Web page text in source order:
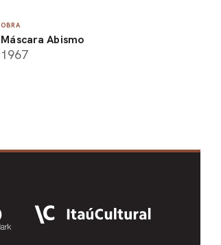
OBRA
Máscara Abismo
1967